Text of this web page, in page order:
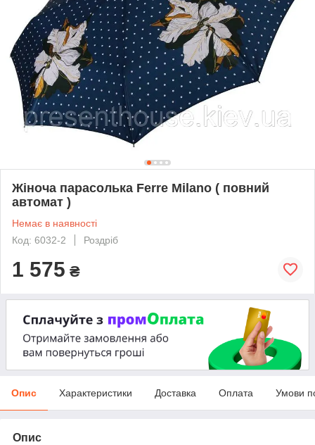
Жіночa парасолькa Ferre Milano ( повний
автомат )
Немає в наявності
Код: 6032-2
Роздріб
1 575 ₴
Опис Характеристики Доставка Оплата Умови
Опис